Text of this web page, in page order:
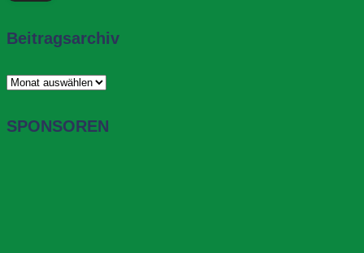
Beitragsarchiv
Beitragsarchiv
SPONSOREN